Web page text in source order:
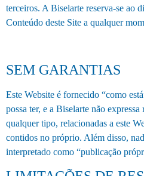
terceiros. A Biselarte reserva-se ao
Conteúdo deste Site a qualquer
SEM GARANTIAS
Este Website é fornecido “como
possa ter, e a Biselarte não
qualquer tipo, relacionadas a este
contidos no próprio. Além disso,
interpretado como “publicação